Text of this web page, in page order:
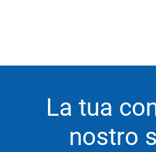
La tua
nostro